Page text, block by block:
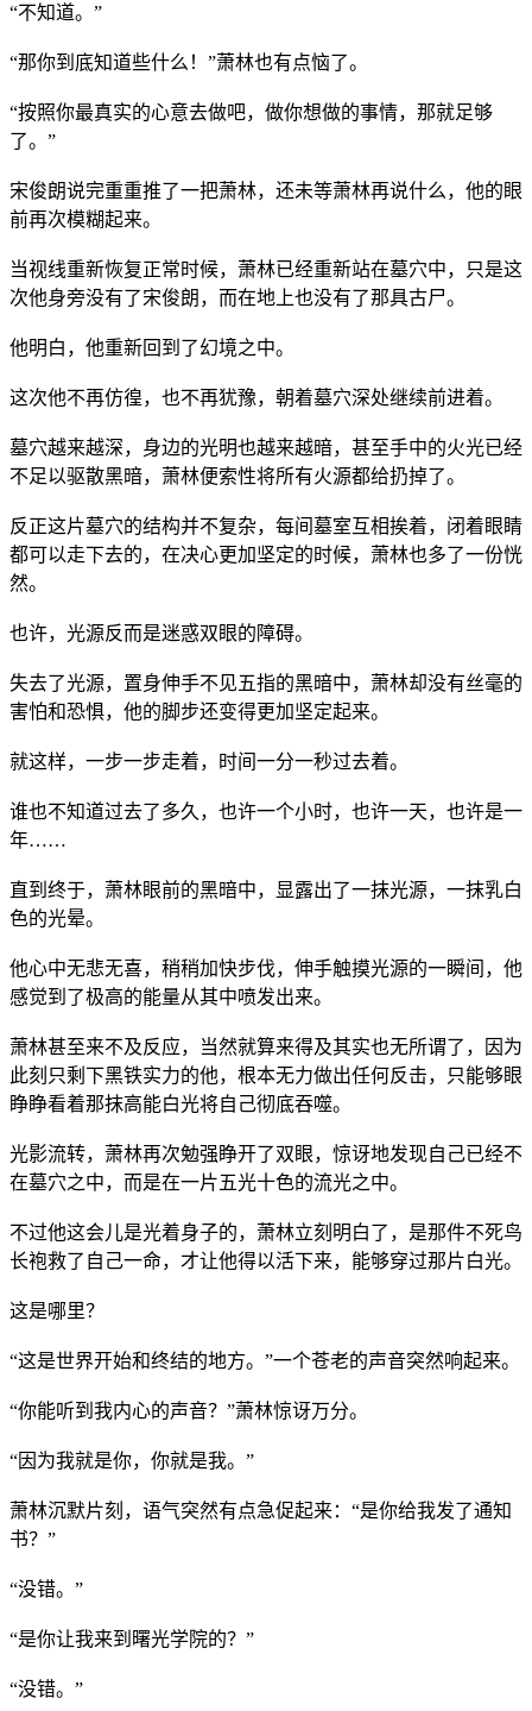
“不知道。”
“那你到底知道些什么！”萧林也有点恼了。
“按照你最真实的心意去做吧，做你想做的事情，那就足够
了。”
宋俊朗说完重重推了一把萧林，还未等萧林再说什么，他的眼
前再次模糊起来。
当视线重新恢复正常时候，萧林已经重新站在墓穴中，只是这
次他身旁没有了宋俊朗，而在地上也没有了那具古尸。
他明白，他重新回到了幻境之中。
这次他不再仿徨，也不再犹豫，朝着墓穴深处继续前进着。
墓穴越来越深，身边的光明也越来越暗，甚至手中的火光已经
不足以驱散黑暗，萧林便索性将所有火源都给扔掉了。
反正这片墓穴的结构并不复杂，每间墓室互相挨着，闭着眼睛
都可以走下去的，在决心更加坚定的时候，萧林也多了一份恍
然。
也许，光源反而是迷惑双眼的障碍。
失去了光源，置身伸手不见五指的黑暗中，萧林却没有丝毫的
害怕和恐惧，他的脚步还变得更加坚定起来。
就这样，一步一步走着，时间一分一秒过去着。
谁也不知道过去了多久，也许一个小时，也许一天，也许是一
年……
直到终于，萧林眼前的黑暗中，显露出了一抹光源，一抹乳白
色的光晕。
他心中无悲无喜，稍稍加快步伐，伸手触摸光源的一瞬间，他
感觉到了极高的能量从其中喷发出来。
萧林甚至来不及反应，当然就算来得及其实也无所谓了，因为
此刻只剩下黑铁实力的他，根本无力做出任何反击，只能够眼
睁睁看着那抹高能白光将自己彻底吞噬。
光影流转，萧林再次勉强睁开了双眼，惊讶地发现自己已经不
在墓穴之中，而是在一片五光十色的流光之中。
不过他这会儿是光着身子的，萧林立刻明白了，是那件不死鸟
长袍救了自己一命，才让他得以活下来，能够穿过那片白光。
这是哪里？
“这是世界开始和终结的地方。”一个苍老的声音突然响起来。
“你能听到我内心的声音？”萧林惊讶万分。
“因为我就是你，你就是我。”
萧林沉默片刻，语气突然有点急促起来：“是你给我发了通知
书？”
“没错。”
“是你让我来到曙光学院的？”
“没错。”